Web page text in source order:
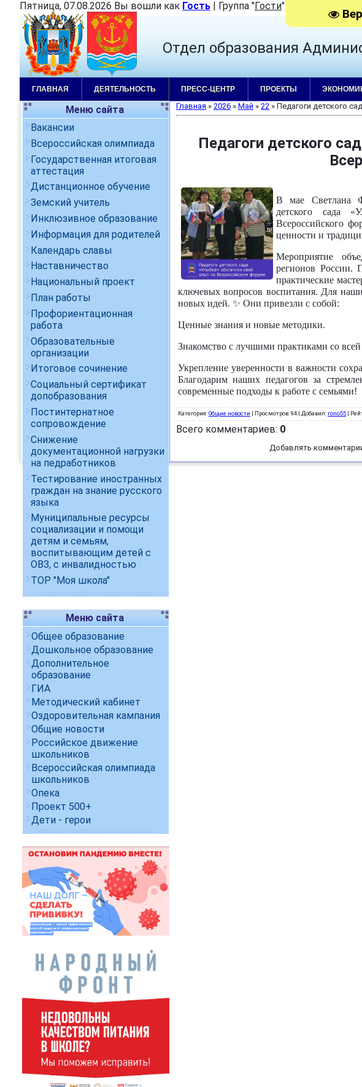
Пятница, 07.08.2026 Вы вошли как Гость | Группа "Гости"
Отдел образования
ГЛАВНАЯ ДЕЯТЕЛЬНОСТЬ ПРЕСС-ЦЕНТР ПРОЕКТЫ
Меню сайта
Вакансии
Всероссийская олимпиада
Государственная итоговая
аттестация
Дистанционное обучение
Земский учитель
Инклюзивное образование
Информация для родителей
Календарь славы
Наставничество
Национальный проект
План работы
Профориентационная
работа
Образовательные
организации
Итоговое сочинение
Социальный сертификат
допобразования
Постинтернатное
сопровождение
Снижение
документационной нагрузки
на педработников
Тестирование иностранных
граждан на знание русского
языка
Муниципальные ресурсы
социализации и помощи
детям и семьям,
воспитывающим детей с
ОВЗ, с инвалидностью
ТОР "Моя школа"
Меню сайта
Общее образование
Дошкольное образование
Дополнительное
образование
ГИА
Методический кабинет
Оздоровительная кампания
Общие новости
Российское движение
школьников
Всероссийская олимпиада
школьников
Опека
Проект 500+
Дети - герои
Главная » 2026 » Май » 22 » Педагоги детского
Педагоги детского
В мае Светлана
детского сада
Всероссийского
ценности и
Мероприятие
регионов России.
практические
ключевых вопросов воспитания. Для
новых идей. ✨ Они привезли с собой:
Ценные знания и новые методики.
Знакомство с лучшими практиками со
Укрепление уверенности в важности
Благодарим наших педагогов за
современные подходы к работе с семьями!
Категория:Общие новости | Просмотров: 94 | Добавил: rono55 |
Всего комментариев: 0
Добавлять